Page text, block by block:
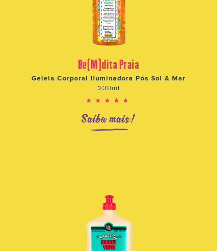
Be(M)dita Praia
Geleia Corporal Iluminadora Pós Sol & Mar
200ml
★★★★★
Saiba mais!